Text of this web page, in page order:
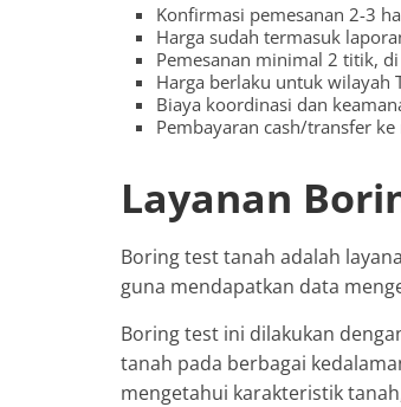
Konfirmasi pemesanan 2-3
Harga sudah termasuk
Pemesanan minimal 2 titik,
Harga berlaku untuk wilayah
Biaya koordinasi dan
Pembayaran cash/transfer
Layanan
Boring test tanah adalah
guna mendapatkan data
Boring test ini dilakukan
tanah pada berbagai
mengetahui karakteristik